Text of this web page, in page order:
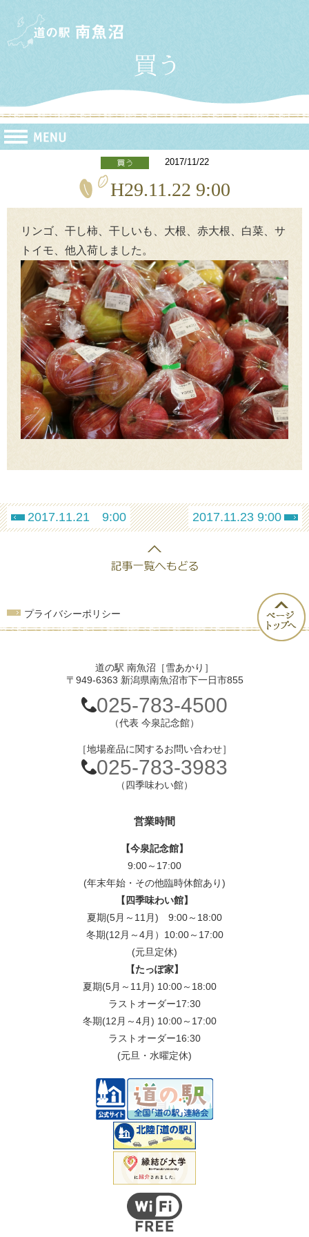
2017/11/22
H29.11.22 9:00
リンゴ、干し柿、干しいも、大根、赤大根、白菜、サ
トイモ、他入荷しました。
2017.11.21 9:00 2017.11.23 9:00
プライバシーポリシー
道の駅 南魚沼［雪あかり］
〒949-6363 新潟県南魚沼市下一日市855
025-783-4500
（代表 今泉記念館）
［地場産品に関するお問い合わせ］
025-783-3983
（四季味わい館）
営業時間
【今泉記念館】
9:00～17:00
(年末年始・その他臨時休館あり)
【四季味わい館】
夏期(5月～11月) 9:00～18:00
冬期(12月～4月）10:00～17:00
(元旦定休)
【たっぽ家】
夏期(5月～11月) 10:00～18:00
ラストオーダー17:30
冬期(12月～4月) 10:00～17:00
ラストオーダー16:30
(元旦・水曜定休)